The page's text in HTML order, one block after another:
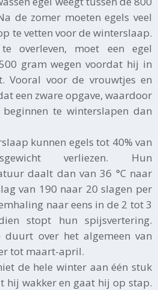
de zomer moeten egels veel
te vetten voor de winterslaap.
overleven, moet een egel
gram wegen voordat hij in
Vooral voor de vrouwtjes en
een zware opgave, waardoor
te winterslapen dan
kunnen egels tot 40% van
verliezen. Hun
daalt dan van 36 °C naar
van 190 naar 20 slagen per
naar eens in de 2 tot 3
stopt hun spijsvertering.
duurt over het algemeen van
tot maart-april.
de hele winter aan één stuk
hij wakker en gaat hij op stap.